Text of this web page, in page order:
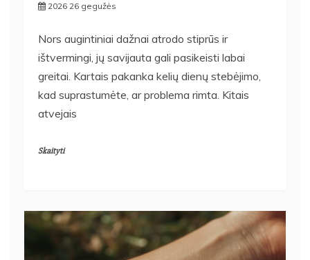
2026 26 gegužės
Nors augintiniai dažnai atrodo stiprūs ir
ištvermingi, jų savijauta gali pasikeisti labai
greitai. Kartais pakanka kelių dienų stebėjimo,
kad suprastumėte, ar problema rimta. Kitais
atvejais
Skaityti